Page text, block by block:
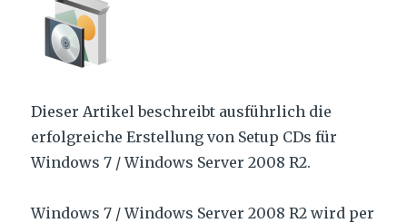
Dieser Artikel beschreibt ausführlich die
erfolgreiche Erstellung von Setup CDs für
Windows 7 / Windows Server 2008 R2.
Windows 7 / Windows Server 2008 R2 wird per